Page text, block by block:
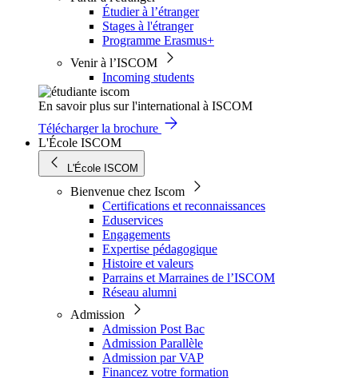
Étudier à l’étranger
Stages à l'étranger
Programme Erasmus+
Venir à l’ISCOM
Incoming students
En savoir plus sur l'international à ISCOM
Télécharger la brochure
L'École ISCOM
L'École ISCOM
Bienvenue chez Iscom
Certifications et reconnaissances
Eduservices
Engagements
Expertise pédagogique
Histoire et valeurs
Parrains et Marraines de l’ISCOM
Réseau alumni
Admission
Admission Post Bac
Admission Parallèle
Admission par VAP
Financez votre formation